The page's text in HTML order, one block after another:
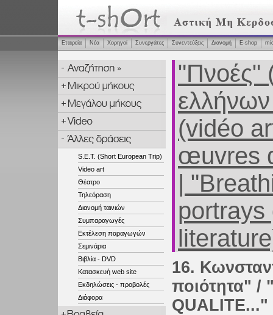
Εταιρεία Νέα Χορηγοί Συνεργάτες Συνεντεύξεις Διανομή Ε-shop
S.E.T. (Short European Trip)
Video art
Θέατρο
Τηλεόραση
Διανομή ταινιών
Συμπαραγωγές
Εκτέλεση παραγωγών
Σεμινάρια
Βιβλία - DVD
Κατασκευή web site
Εκδηλώσεις - προβολές
Διάφορα
"Πνοές"
(vidéo
œuvres
|
portrays
16.
ποιότητα" /
QUALITE..."